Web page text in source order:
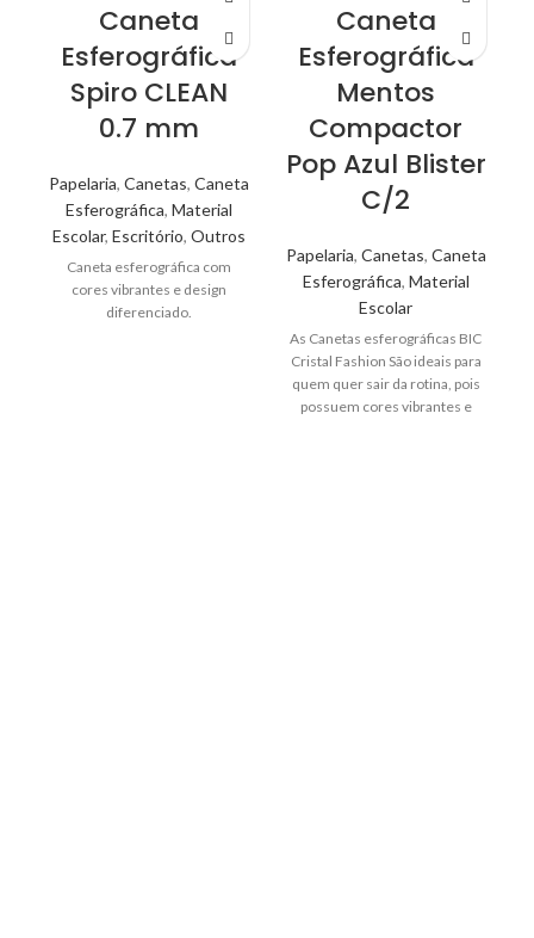
Caneta
Esferográfica
Spiro CLEAN
0.7 mm
Papelaria, Canetas, Caneta
Esferográfica, Material
Escolar, Escritório, Outros
Caneta esferográfica com
cores vibrantes e design
diferenciado.
Caneta
Esferográfica
Mentos
Compactor
Pop Azul Blister
C/2
Papelaria, Canetas, Caneta
Esferográfica, Material
Escolar
As Canetas esferográficas BIC
Cristal Fashion São ideais para
quem quer sair da rotina, pois
possuem cores vibrantes e